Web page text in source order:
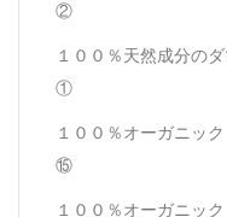
②
１００％天然成分の
①
１００％オーガニッ
⑮
１００％オーガニッ